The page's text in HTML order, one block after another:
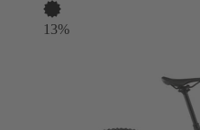
13%